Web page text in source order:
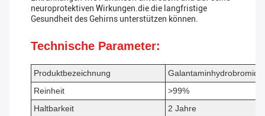
neuroprotektiven Wirkungen.die die langfristige
Gesundheit des Gehirns unterstützen können.
Technische Parameter:
Produktbezeichnung Galantaminhydrobromid
Reinheit
>99%
Haltbarkeit
2 Jahre